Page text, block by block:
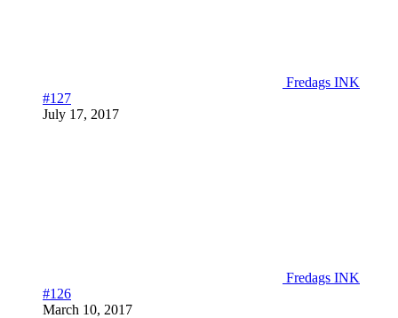
Fredags INK
#127
July 17, 2017
Fredags INK
#126
March 10, 2017